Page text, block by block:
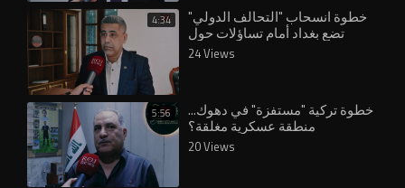
4:34 خطوة انسحاب "التحالف الدولي"
تضع بغداد أمام تساؤلات حول
24 Views
5:56 خطوة تركية "مستفزة" في دهوك...
20 Views